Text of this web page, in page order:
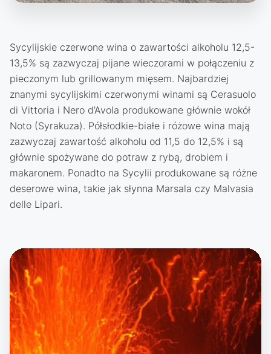
Sycylijskie czerwone wina o zawartości alkoholu 12,5-
13,5% są zazwyczaj pijane wieczorami w połączeniu z
pieczonym lub grillowanym mięsem. Najbardziej
znanymi sycylijskimi czerwonymi winami są Cerasuolo
di Vittoria i Nero d’Avola produkowane głównie wokół
Noto (Syrakuza). Półsłodkie-białe i różowe wina mają
zazwyczaj zawartość alkoholu od 11,5 do 12,5% i są
głównie spożywane do potraw z rybą, drobiem i
makaronem. Ponadto na Sycylii produkowane są różne
deserowe wina, takie jak słynna Marsala czy Malvasia
delle Lipari.